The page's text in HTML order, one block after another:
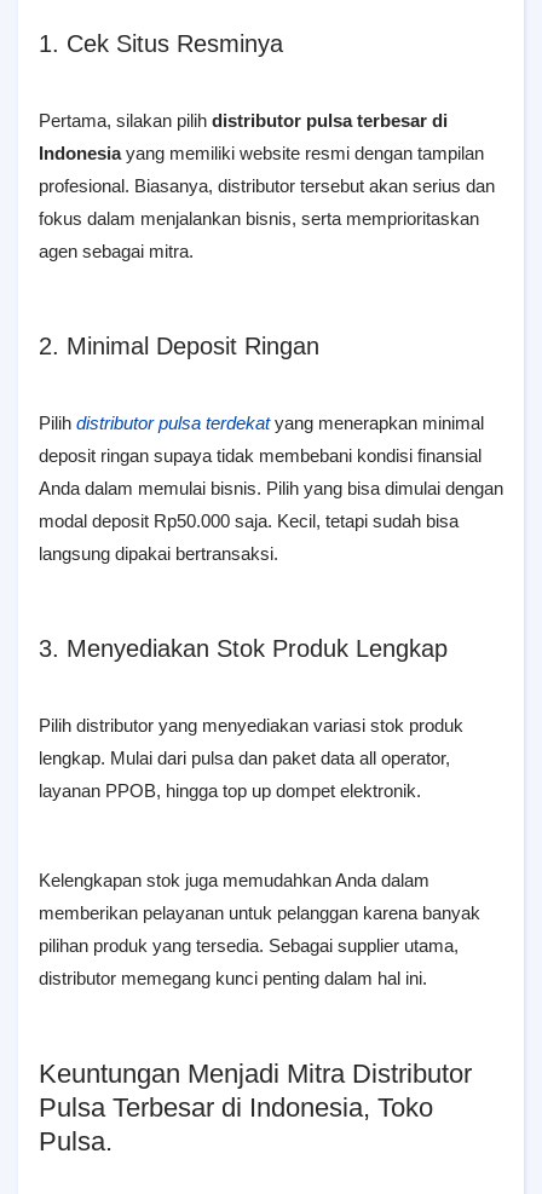
1. Cek Situs Resminya
Pertama, silakan pilih distributor pulsa terbesar di
Indonesiayang memiliki website resmi dengan tampilan
profesional. Biasanya, distributor tersebut akan serius dan
fokus dalam menjalankan bisnis, serta memprioritaskan
agen sebagai mitra.
2. Minimal Deposit Ringan
Pilih distributor pulsa terdekatyang menerapkan minimal
deposit ringan supaya tidak membebani kondisi finansial
Anda dalam memulai bisnis. Pilih yang bisa dimulai dengan
modal deposit Rp50.000 saja. Kecil, tetapi sudah bisa
langsung dipakai bertransaksi.
3. Menyediakan Stok Produk Lengkap
Pilih distributor yang menyediakan variasi stok produk
lengkap. Mulai dari pulsa dan paket data all operator,
layanan PPOB, hingga top up dompet elektronik.
Kelengkapan stok juga memudahkan Anda dalam
memberikan pelayanan untuk pelanggan karena banyak
pilihan produk yang tersedia. Sebagai supplier utama,
distributor memegang kunci penting dalam hal ini.
Keuntungan Menjadi Mitra Distributor
Pulsa Terbesar di Indonesia, Toko
Pulsa.